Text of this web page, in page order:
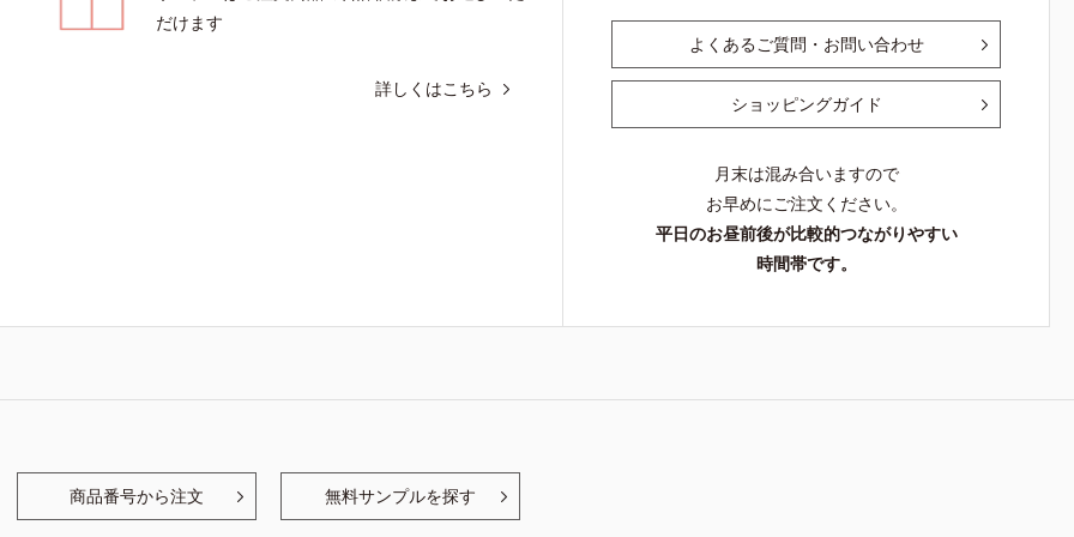
だけます
詳しくはこちら
よくあるご質問・お問い合わせ
ショッピングガイド
月末は混み合いますので
お早めにご注文ください。
平日のお昼前後が比較的つながりやすい
時間帯です。
商品番号から注文 無料サンプルを探す